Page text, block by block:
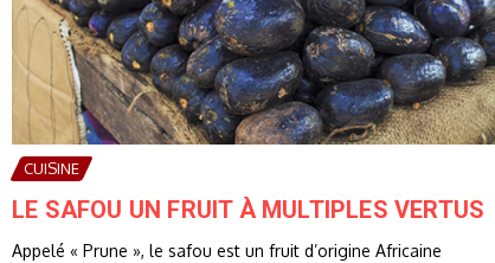
CUISINE
LE SAFOU UN FRUIT À MULTIPLES VERTUS
Appelé « Prune », le safou est un fruit d’origine Africaine